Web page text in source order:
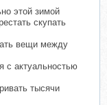
этой зимой
скупать
вещи между
с актуальностью
тысячи